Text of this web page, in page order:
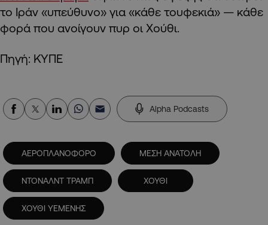
το Ιράν «υπεύθυνο» για «κάθε τουφεκιά» — κάθε
φορά που ανοίγουν πυρ οι Χούθι.
Πηγή: ΚΥΠΕ
Alpha Podcasts
ΑΕΡΟΠΛΑΝΟΦΟΡΟ ΜΕΣΗ ΑΝΑΤΟΛΗ
ΝΤΟΝΑΛΝΤ ΤΡΑΜΠ ΧΟΥΘΙ
ΧΟΥΘΙ ΥΕΜΕΝΗΣ